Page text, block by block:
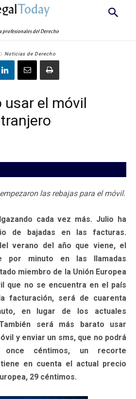
Today
profesionales del Derecho
Noticias de Derecho
usar el móvil
las rebajas para el móvil.
cada vez más. Julio ha
de bajadas en las facturas.
verano del año que viene, el
por minuto en las llamadas
miembro de la Unión Europea
que no se encuentra en el país
facturación, será de cuarenta
en lugar de los actuales
será más barato usar
y enviar un sms, que no podrá
céntimos, un recorte
en cuenta el actual precio
29 céntimos.